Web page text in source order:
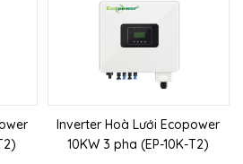
Inverter Hoà Lưới Ecopower
10KW 3 pha (EP-10K-T2)